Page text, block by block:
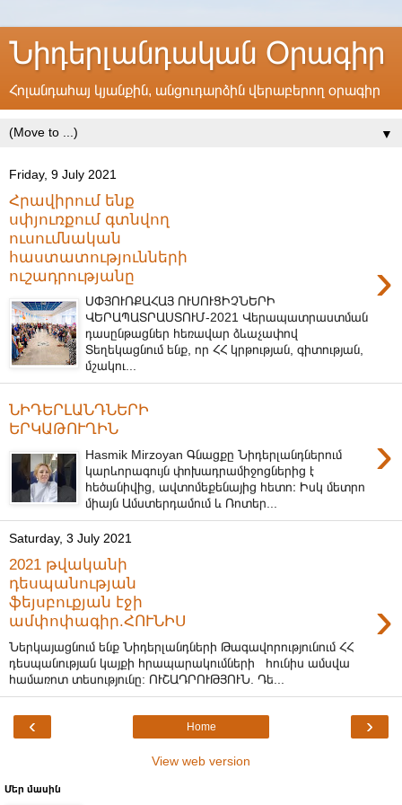
Նիդերլանդական Օրագիր
Հոլանդահայ կյանքին, անցուդարձին վերաբերող օրագիր
▼
Friday, 9 July 2021
Հրավիրում ենք
սփյուռքում գտնվող
ուսումնական
հաստատությունների
ուշադրությանը
›
ՍՓՅՈՒՌՔԱՀԱՅ ՈՒՍՈՒՑԻՉՆԵՐԻ
ՎԵՐԱՊԱՏՐԱՍՏՈՒՄ-2021 Վերապատրաստման
դասընթացներ հեռավար ձևաչափով
Տեղեկացնում ենք, որ ՀՀ կրթության, գիտության,
մշակու...
ՆԻԴԵՐԼԱՆԴՆԵՐԻ
ԵՐԿԱԹՈՒՂԻՆ
›
Hasmik Mirzoyan Գնացքը Նիդերլանդներում
կարևորագույն փոխադրամիջոցներից է
հեծանիվից, ավտոմեքենայից հետո։ Իսկ մետրո
միայն Ամստերդամում և Ռոտեր...
Saturday, 3 July 2021
2021 թվականի
դեսպանության
ֆեյսբուքյան էջի
ամփոփագիր.ՀՈՒՆԻՍ
›
Ներկայացնում ենք Նիդերլանդների Թագավորությունում ՀՀ
դեսպանության կայքի հրապարակումների հունիս ամսվա
համառոտ տեսությունը: ՈՒՇԱԴՐՈՒԹՅՈՒՆ. Դե...
‹ ›
Home
View web version
Մեր մասին